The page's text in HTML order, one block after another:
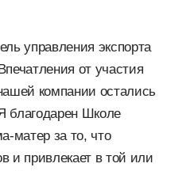
управления экспорта
от участия
компании остались
благодарен Школе
матер за то, что
и привлекает в той или